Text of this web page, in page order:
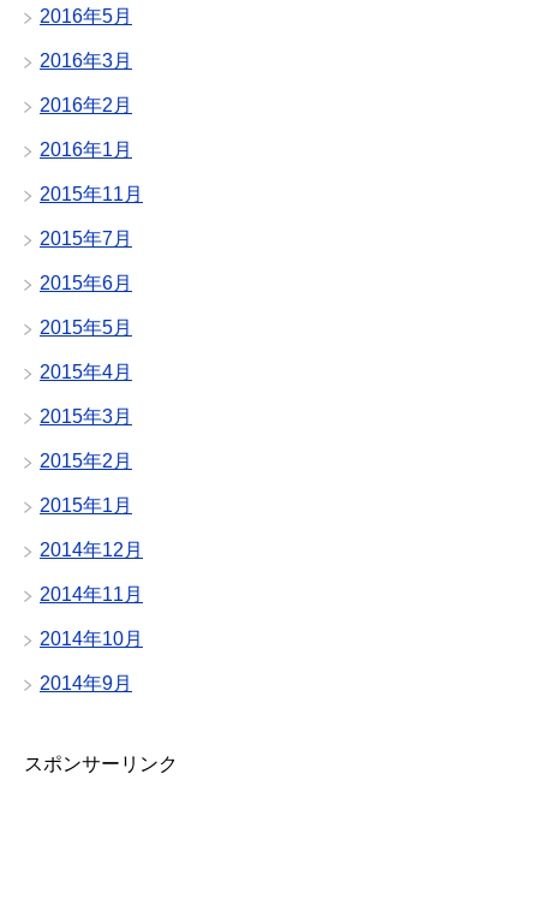
2016年5月
2016年3月
2016年2月
2016年1月
2015年11月
2015年7月
2015年6月
2015年5月
2015年4月
2015年3月
2015年2月
2015年1月
2014年12月
2014年11月
2014年10月
2014年9月
スポンサーリンク